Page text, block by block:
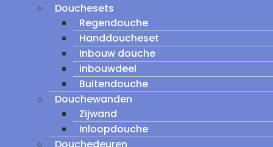
Douchesets
Regendouche
Handdoucheset
Inbouw douche
inbouwdeel
Buitendouche
Douchewanden
Zijwand
Inloopdouche
Douchedeuren